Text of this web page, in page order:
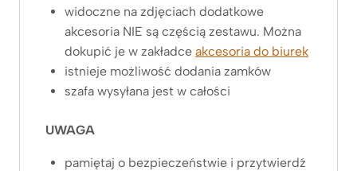
widoczne na zdjęciach dodatkowe
akcesoria NIE są częścią zestawu. Można
dokupić je w zakładce akcesoria do biurek
istnieje możliwość dodania zamków
szafa wysyłana jest w całości
UWAGA
pamiętaj o bezpieczeństwie i przytwierdź